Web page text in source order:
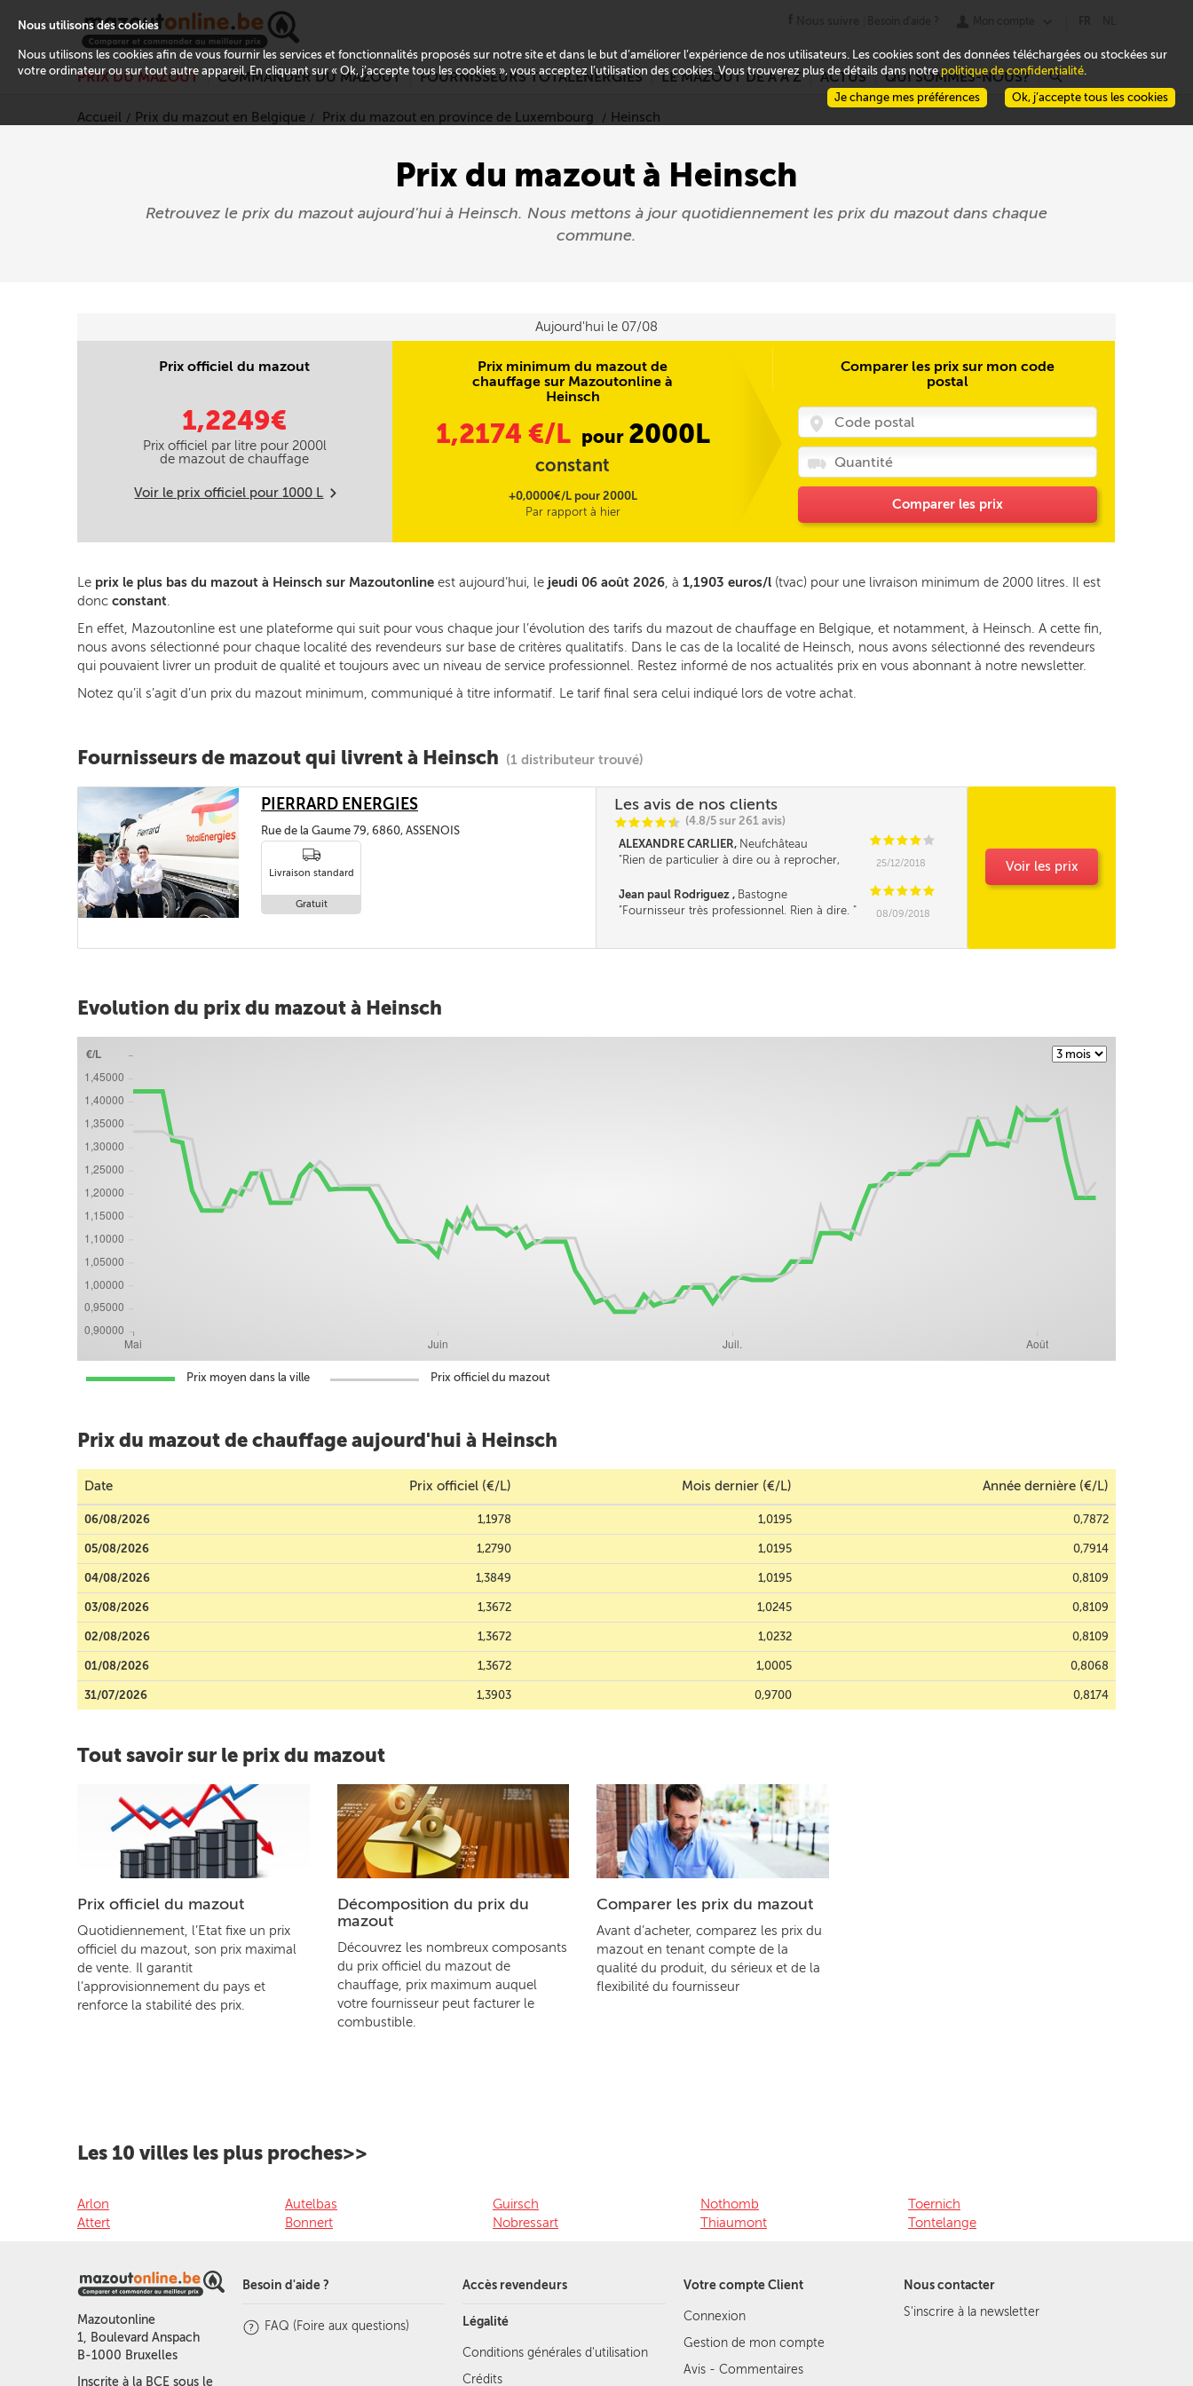
PRIX DU MAZOUT COMMANDER DU MAZOUT FOURNISSEURS TOTALENERGIES LE MAZOUT DE A À Z ACTUS QUI SOMMES-NOUS? r
Accueil Prix du mazout en Belgique Prix du mazout en province de Luxembourg Heinsch
Prix du mazout à Heinsch
Retrouvez le prix du mazout aujourd'hui à Heinsch. Nous mettons à jour quotidiennement les prix du mazout dans chaque
commune.
Aujourd'hui le 07/08
Prix officiel du mazout
1,2249€
Prix officiel par litre pour 2000l
de mazout de chauffage
Voir le prix officiel pour1000 L m
Prix minimum du mazout de
chauffage sur Mazoutonline à
Heinsch
1,2174 €/L pour 2000L
constant
+0,0000€/L pour 2000L
Par rapport à hier
Comparer les prix sur mon code
postal
Comparer les prix
Le prix le plus bas du mazout à Heinsch sur Mazoutonline est aujourd’hui, le jeudi 06 août 2026, à 1,1903 euros/l (tvac) pour une livraison minimum de 2000 litres. Il est
donc constant.
En effet, Mazoutonline est une plateforme qui suit pour vous chaque jour l’évolution des tarifs du mazout de chauffage en Belgique, et notamment, à Heinsch. A cette fin,
nous avons sélectionné pour chaque localité des revendeurs sur base de critères qualitatifs. Dans le cas de la localité de Heinsch, nous avons sélectionné des revendeurs
qui pouvaient livrer un produit de qualité et toujours avec un niveau de service professionnel. Restez informé de nos actualités prix en vous abonnant à notre newsletter.
Notez qu’il s’agit d’un prix du mazout minimum, communiqué à titre informatif. Le tarif final sera celui indiqué lors de votre achat.
Fournisseurs de mazout qui livrent à Heinsch (1 distributeur trouvé)
PIERRARD ENERGIES
Rue de la Gaume 79, 6860, ASSENOIS
Livraison standard
Gratuit
Les avis de nos clients
CCCCi
@ (4.8/5 sur 261 avis)
ALEXANDRE CARLIER, Neufchâteau CCCC C
Rien de particulier à dire ou à reprocher,
prochain en espérant une baisse du mazout de
chauffage.............
25/12/2018
Jean paul Rodriguez , Bastogne CCCCC
Fournisseur très professionnel. Rien à dire.
08/09/2018
Voir les prix
Evolution du prix du mazout à Heinsch
Prix moyen dans la ville Prix officiel du mazout
Prix du mazout de chauffage aujourd'hui à Heinsch
Date Prix officiel (€/L) Mois dernier (€/L) Année dernière (€/L)
06/08/2026 1,1978 1,0195 0,7872
05/08/2026 1,2790 1,0195 0,7914
04/08/2026 1,3849 1,0195 0,8109
03/08/2026 1,3672 1,0245 0,8109
02/08/2026 1,3672 1,0232 0,8109
01/08/2026 1,3672 1,0005 0,8068
31/07/2026 1,3903 0,9700 0,8174
Tout savoir sur le prix du mazout
Prix officiel du mazout
Quotidiennement, l’Etat fixe un prix
officiel du mazout, son prix maximal
de vente. Il garantit
l’approvisionnement du pays et
renforce la stabilité des prix.
Décomposition du prix du
mazout
Découvrez les nombreux composants
du prix officiel du mazout de
chauffage, prix maximum auquel
votre fournisseur peut facturer le
combustible.
Comparer les prix du mazout
Avant d’acheter, comparez les prix du
mazout en tenant compte de la
qualité du produit, du sérieux et de la
flexibilité du fournisseur
Les 10 villes les plus proches>>
Arlon
Attert
Autelbas
Bonnert
Guirsch
Nobressart
Nothomb
Thiaumont
Toernich
Tontelange
Mazoutonline
1, Boulevard Anspach
B-1000 Bruxelles
Inscrite à la BCE sous le
Besoin d'aide ?
FAQ (Foire aux questions)
Accès revendeurs
Légalité
Conditions générales d'utilisation
Crédits
Votre compte Client
Connexion
Gestion de mon compte
Avis - Commentaires
Nous contacter
S'inscrire à la newsletter
Nous utilisons des cookies
Nous utilisons les cookies afin de vous fournir les services et fonctionnalités proposés sur notre site et dans le but d’améliorer l’expérience de nos utilisateurs. Les cookies sont des données téléchargées ou stockées sur
votre ordinateur ou sur tout autre appareil. En cliquant sur « Ok, j’accepte tous les cookies », vous acceptez l’utilisation des cookies. Vous trouverez plus de détails dans notre politique de confidentialité.
Ok, j’accepte tous les cookies
Je change mes préférences